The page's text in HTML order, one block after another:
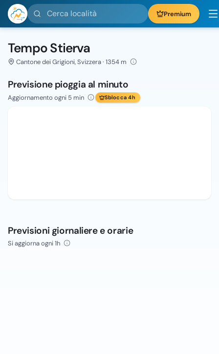
Cerca località Premium
Tempo Stierva
Cantone dei Grigioni, Svizzera · 1354 m
Previsione pioggia al minuto
Aggiornamento ogni 5 min Sblocca 4h
Previsioni giornaliere e orarie
Si aggiorna ogni 1h